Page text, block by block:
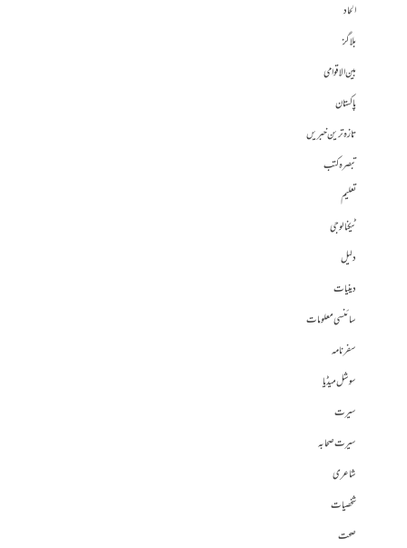
الحاد
بلاگز
بین الاقوامی
پاکستان
تازہ ترین خبریں
تبصرہ کتب
تعلیم
ٹیکنالوجی
دلیل
دینیات
سائنسی معلومات
سفرنامہ
سوشل میڈیا
سیرت
سیرت صحابہ
شاعری
شخصیات
صحت